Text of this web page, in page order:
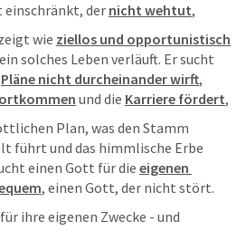
einschränkt, der nicht wehtut,
wie ziellos und opportunistisch
solches Leben verläuft. Er sucht
Pläne nicht durcheinander wirft,
und die Karriere fördert,
Plan, was den Stamm
führt und das himmlische Erbe
einen Gott für die eigenen
, einen Gott, der nicht stört.